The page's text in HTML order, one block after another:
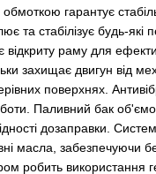
гарантує
та стабілізує будь-які
відкриту раму для
захищає двигун від
поверхнях.
Паливний бак
дозаправки.
масла, забезпечуючи
робить використання